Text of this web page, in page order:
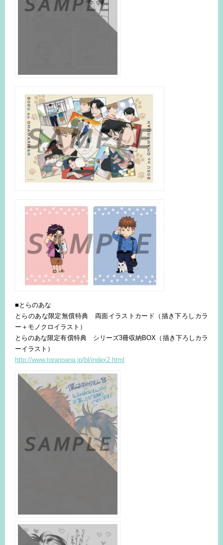
■とらのあな
とらのあな限定無償特典 両面イラストカード（描き下ろしカラ
ー＋モノクロイラスト）
とらのあな限定有償特典 シリーズ3冊収納BOX（描き下ろしカラ
ーイラスト）
http://www.toranoana.jp/bl/index2.html